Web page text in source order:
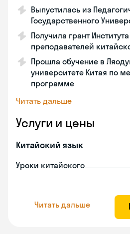
Выпустилась из
Государственного
Получила грант
преподавателей
Прошла обучение в
университете Китая по
программе
Читать дальше
Услуги и цены
Китайский язык
Уроки китайского
Читать дальше